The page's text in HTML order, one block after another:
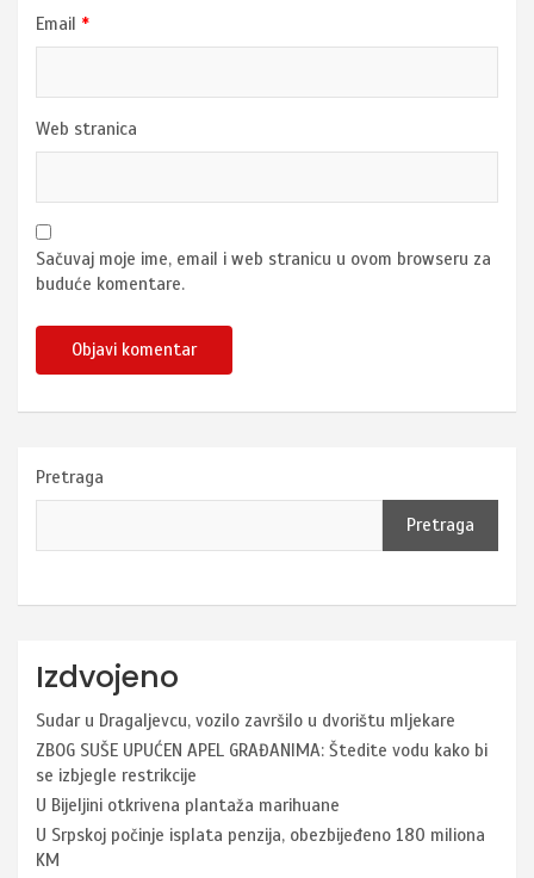
Email *
Web stranica
Sačuvaj moje ime, email i web stranicu u ovom browseru za
buduće komentare.
Pretraga
Pretraga
Izdvojeno
Sudar u Dragaljevcu, vozilo završilo u dvorištu mljekare
ZBOG SUŠE UPUĆEN APEL GRAĐANIMA: Štedite vodu kako bi
se izbjegle restrikcije
U Bijeljini otkrivena plantaža marihuane
U Srpskoj počinje isplata penzija, obezbijeđeno 180 miliona
KM